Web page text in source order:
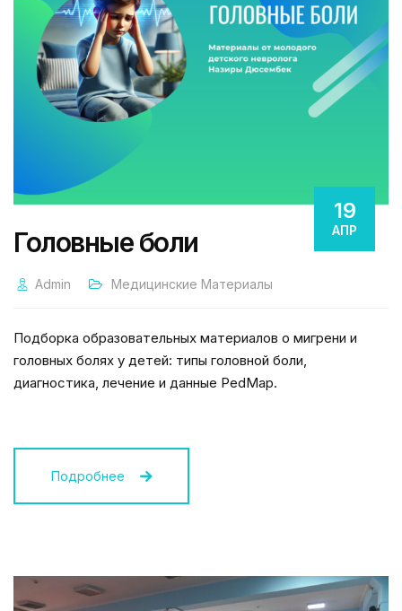
19
АПР
Головные боли
Admin Медицинские Материалы
Подборка образовательных материалов о мигрени и
головных болях у детей: типы головной боли,
диагностика, лечение и данные PedMap.
Подробнее